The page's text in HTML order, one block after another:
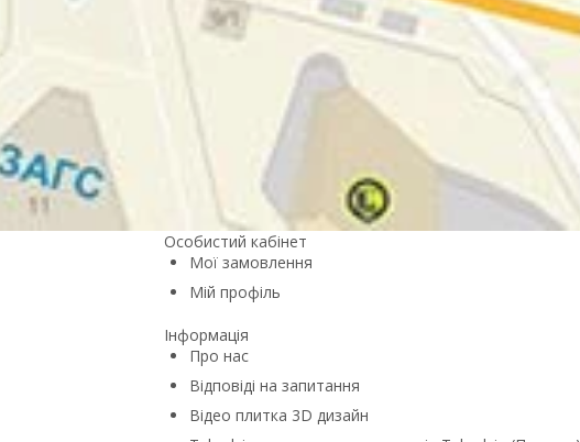
Особистий кабінет
Мої замовлення
Мій профіль
Інформація
Про нас
Відповіді на запитання
Відео плитка 3D дизайн